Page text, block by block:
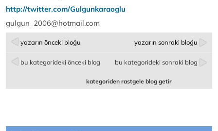
http://twitter.com/Gulgunkaraoglu
gulgun_2006@hotmail.com
yazarın önceki bloğu yazarın sonraki bloğu
bu kategorideki önceki blog bu kategorideki sonraki blog
kategoriden rastgele blog getir